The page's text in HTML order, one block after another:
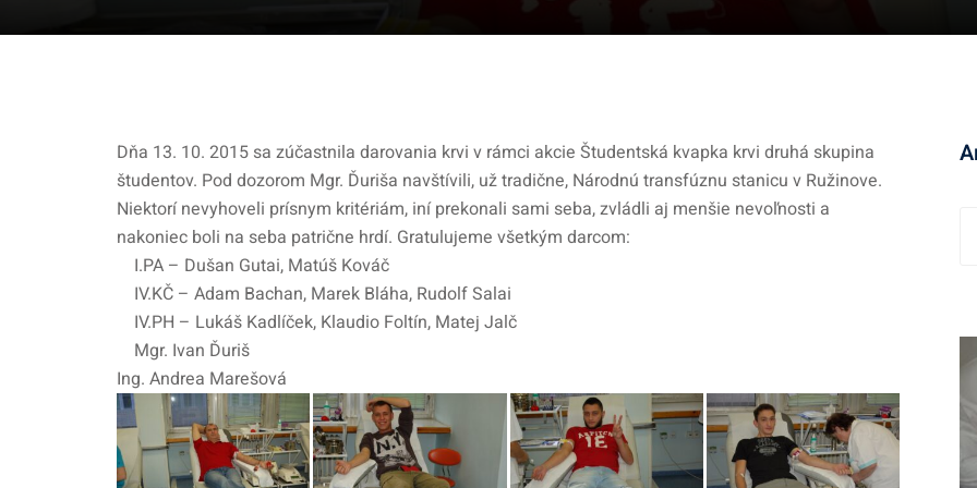
Dňa 13. 10. 2015 sa zúčastnila darovania krvi v rámci akcie Študentská kvapka krvi druhá skupina
študentov. Pod dozorom Mgr. Ďuriša navštívili, už tradične, Národnú transfúznu stanicu v Ružinove.
Niektorí nevyhoveli prísnym kritériám, iní prekonali sami seba, zvládli aj menšie nevoľnosti a
nakoniec boli na seba patrične hrdí. Gratulujeme všetkým darcom:
I.PA – Dušan Gutai, Matúš Kováč
IV.KČ – Adam Bachan, Marek Bláha, Rudolf Salai
IV.PH – Lukáš Kadlíček, Klaudio Foltín, Matej Jalč
Mgr. Ivan Ďuriš
Ing. Andrea Marešová
í